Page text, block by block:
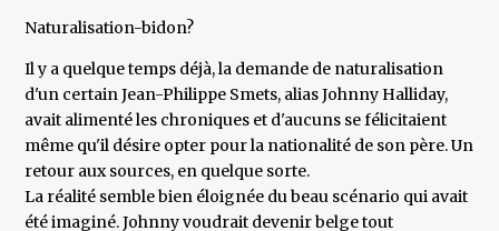
Naturalisation-bidon?
Il y a quelque temps déjà, la demande de naturalisation
d'un certain Jean-Philippe Smets, alias Johnny Halliday,
avait alimenté les chroniques et d'aucuns se félicitaient
même qu'il désire opter pour la nationalité de son père. Un
retour aux sources, en quelque sorte.
La réalité semble bien éloignée du beau scénario qui avait
été imaginé. Johnny voudrait devenir belge tout